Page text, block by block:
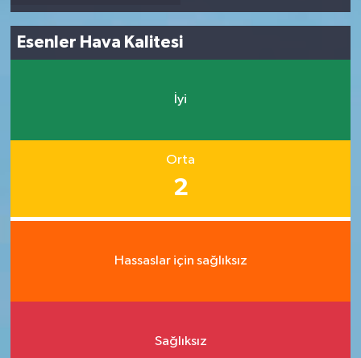
Esenler Hava Kalitesi
İyi
Orta
2
Hassaslar için sağlıksız
Sağlıksız